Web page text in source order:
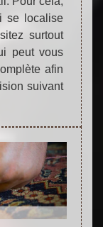
se localise
surtout
peut vous
afin
suivant